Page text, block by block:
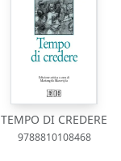
TEMPO DI CREDERE
9788810108468